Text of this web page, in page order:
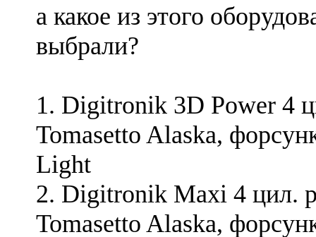
а какое из этого
выбрали?
1. Digitronik 3D Power 4
Tomasetto Alaska,
Light
2. Digitronik Maxi 4 цил.
Tomasetto Alaska,